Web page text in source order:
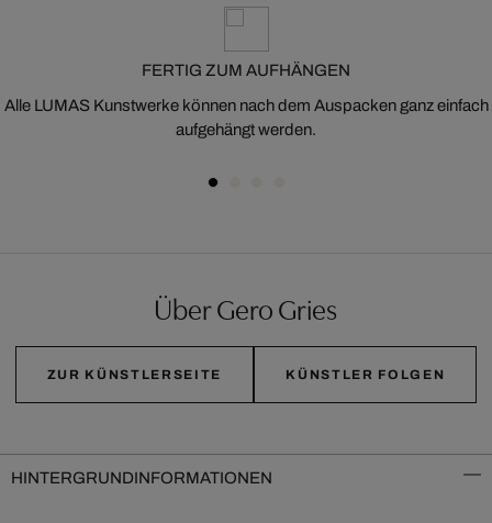
FERTIG ZUM AUFHÄNGEN
Alle LUMAS Kunstwerke können nach dem Auspacken ganz einfach
aufgehängt werden.
Über Gero Gries
ZUR KÜNSTLERSEITE KÜNSTLER FOLGEN
HINTERGRUNDINFORMATIONEN